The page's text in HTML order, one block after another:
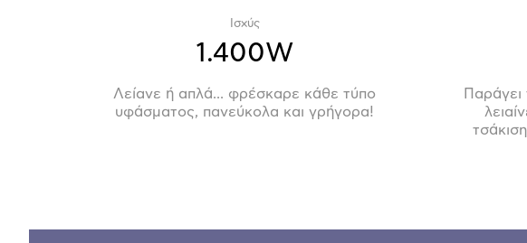
Ισχύς
1.400W
Λείανε ή απλά... φρέσκαρε κάθε τύπο
υφάσματος, πανεύκολα και γρήγορα!
Παράγει